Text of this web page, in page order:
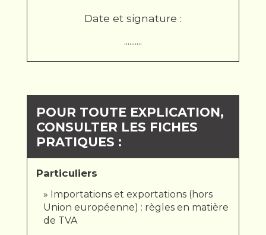
Date et signature :
..........
POUR TOUTE EXPLICATION,
CONSULTER LES FICHES
PRATIQUES :
Particuliers
Importations et exportations (hors
Union européenne) : règles en matière
de TVA